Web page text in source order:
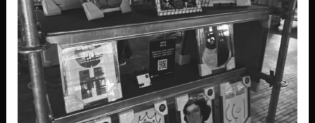
Explora nuestra dinámica colección de cuadros de deporte,
donde la pasión y la energía del mundo deportivo cobran
vida en cada obra. Perfectos para los amantes del deporte
y la acción, estos cuadros capturan momentos icónicos,
movimientos impresionantes y la esencia de la
competencia, infundiendo vitalidad y motivación a cualquier
espacio.
Filtros